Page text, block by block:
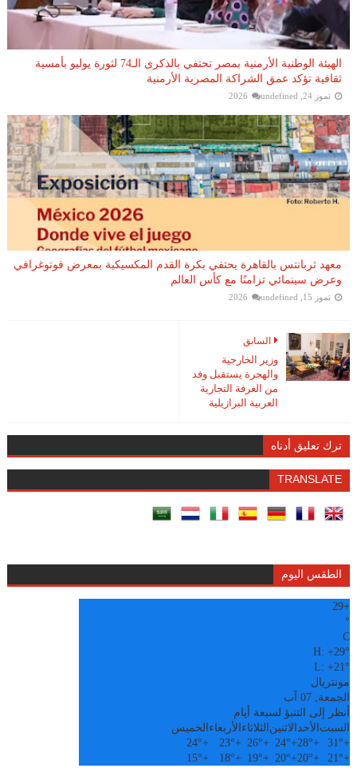
الهيئة الوطنية الأرمنية بمصر تحتفي بالذكرى الـ74 لثورة يوليو بأمسية
ثقافية تؤكد عمق الشراكة المصرية الأرمنية
تموز 24, 2026 undefined
معهد ثربانتس بالقاهرة يحتفي بكرة القدم المكسيكية بمعرض فوتوغرافي
وعرض سينمائي تزامنًا مع كأس العالم
تموز 15, 2026 undefined
السابق
وزير الخارجية
والهجرة يستقبل وفد
من الغرفة التجارية
العربية البرازيلية
ترك تعليق أدناه
TRANSLATE
الطقس اليوم
+
29
°
C
H:+29°
L:+21°
مونتريال
الجمعة, 07 آب
أنظر إلى التنبؤ لسبعة أيام
السبت الأحدالاثنين الثلاثاء الأربعاء الخميس
+
31°
+
28°
+
24°
+
26°
+
23°
+
24°
+
21°
+
20°
+
20°
+
19°
+
18°
+
15°